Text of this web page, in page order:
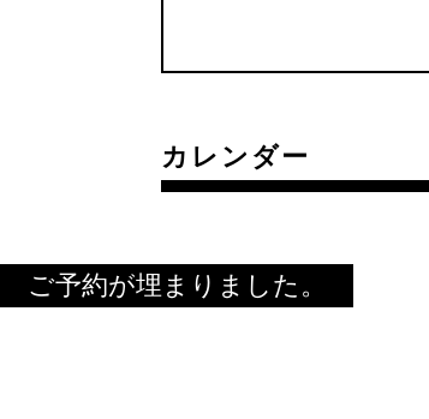
カレンダー
ご予約が埋まりました。